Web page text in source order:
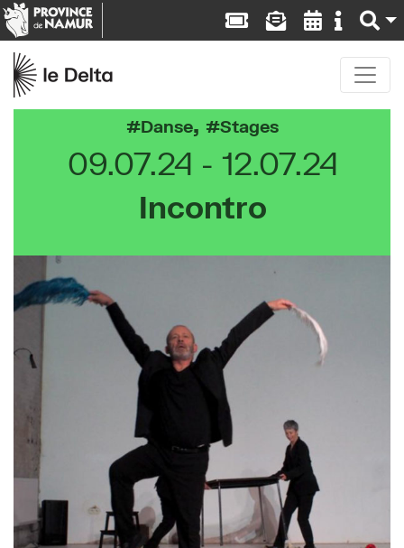
Danse, Stages
09.07.24
12.07.24
Incontro